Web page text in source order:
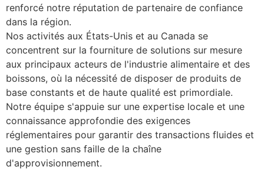
renforcé notre réputation de partenaire de confiance
dans la région.
Nos activités aux États-Unis et au Canada se
concentrent sur la fourniture de solutions sur mesure
aux principaux acteurs de l'industrie alimentaire et des
boissons, où la nécessité de disposer de produits de
base constants et de haute qualité est primordiale.
Notre équipe s'appuie sur une expertise locale et une
connaissance approfondie des exigences
réglementaires pour garantir des transactions fluides et
une gestion sans faille de la chaîne
d'approvisionnement.